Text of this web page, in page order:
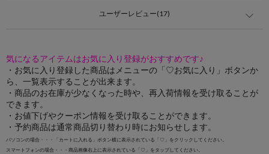
ユーザーレビュー(17)
気になるアイテムはお気に入り登録がおすすめです♪
・お気に入り登録した商品はメニューの「♡お気に入り」ボタンか
ら、一覧表示することが出来ます。
・商品のお在庫が少なくなった時や、再入荷情報を受け取ることが
できます。
・お値下げやクーポン情報を受け取ることができます。
・予約商品は通常商品切り替わり時にお知らせします。
パソコンの場合・・・「カートに入れる」ボタン横に表示されている「♡」をクリックしてください。
スマートフォンの場合・・・商品画像右上に表示されている「♡」をタップしてください。